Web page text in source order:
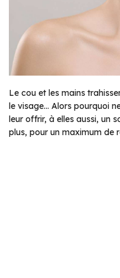
Le cou et les mains
le visage… Alors pourquoi
leur offrir, à elles aussi, un
plus, pour un maximum de